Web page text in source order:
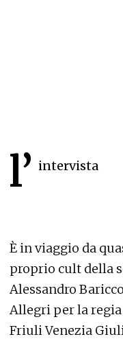
l’ intervista
È in viaggio da
proprio cult della
Alessandro
Allegri per la regia
Friuli Venezia